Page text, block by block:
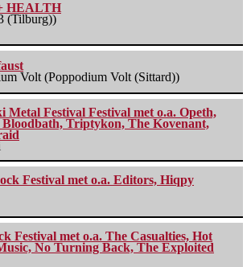
HEALTH
(Tilburg))
Volt (Poppodium Volt (Sittard))
Metal Festival Festival met o.a. Opeth,
Bloodbath, Triptykon, The Kovenant,
Festival met o.a. Editors, Hiqpy
Festival met o.a. The Casualties, Hot
No Turning Back, The Exploited